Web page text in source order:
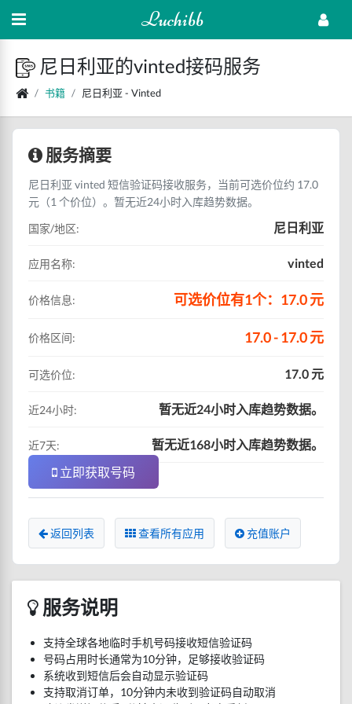
Luchibb
尼日利亚的vinted接码服务
书籍 尼日利亚 - Vinted
服务摘要
尼日利亚 vinted 短信验证码接收服务，当前可选价位约 17.0
元（1 个价位）。暂无近24小时入库趋势数据。
国家/地区:
尼日利亚
应用名称: vinted
价格信息: 可选价位有1个：17.0 元
价格区间: 17.0 - 17.0 元
可选价位: 17.0 元
近24小时: 暂无近24小时入库趋势数据。
近7天:
暂无近168小时入库趋势数据。
立即获取号码
返回列表 查看所有应用 充值账户
服务说明
支持全球各地临时手机号码接收短信验证码
号码占用时长通常为10分钟，足够接收验证码
系统收到短信后会自动显示验证码
支持取消订单，10分钟内未收到验证码自动取消